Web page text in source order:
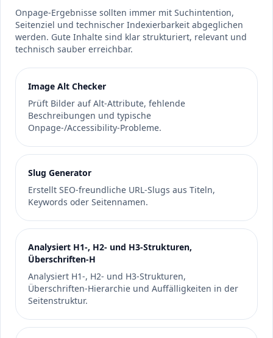
Onpage-Ergebnisse sollten immer mit Suchintention,
Seitenziel und technischer Indexierbarkeit abgeglichen
werden. Gute Inhalte sind klar strukturiert, relevant und
technisch sauber erreichbar.
Image Alt Checker
Prüft Bilder auf Alt-Attribute, fehlende
Beschreibungen und typische
Onpage-/Accessibility-Probleme.
Slug Generator
Erstellt SEO-freundliche URL-Slugs aus Titeln,
Keywords oder Seitennamen.
Analysiert H1-, H2- und H3-Strukturen,
Überschriften-H
Analysiert H1-, H2- und H3-Strukturen,
Überschriften-Hierarchie und Auffälligkeiten in der
Seitenstruktur.